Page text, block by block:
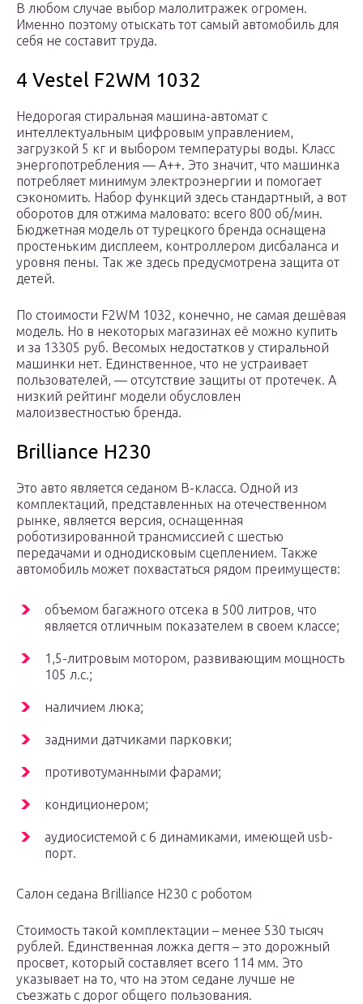
В любом случае выбор малолитражек огромен.
Именно поэтому отыскать тот самый автомобиль для
себя не составит труда.
4 Vestel F2WM 1032
Недорогая стиральная машина-автомат с
интеллектуальным цифровым управлением,
загрузкой 5 кг и выбором температуры воды. Класс
энергопотребления — A++. Это значит, что машинка
потребляет минимум электроэнергии и помогает
сэкономить. Набор функций здесь стандартный, а вот
оборотов для отжима маловато: всего 800 об/мин.
Бюджетная модель от турецкого бренда оснащена
простеньким дисплеем, контроллером дисбаланса и
уровня пены. Так же здесь предусмотрена защита от
детей.
По стоимости F2WM 1032, конечно, не самая дешёвая
модель. Но в некоторых магазинах её можно купить
и за 13305 руб. Весомых недостатков у стиральной
машинки нет. Единственное, что не устраивает
пользователей, — отсутствие защиты от протечек. А
низкий рейтинг модели обусловлен
малоизвестностью бренда.
Brilliance H230
Это авто является седаном В-класса. Одной из
комплектаций, представленных на отечественном
рынке, является версия, оснащенная
роботизированной трансмиссией с шестью
передачами и однодисковым сцеплением. Также
автомобиль может похвастаться рядом преимуществ:
объемом багажного отсека в 500 литров, что
является отличным показателем в своем классе;
1,5-литровым мотором, развивающим мощность
105 л.с.;
наличием люка;
задними датчиками парковки;
противотуманными фарами;
кондиционером;
аудиосистемой с 6 динамиками, имеющей usb-
порт.
Салон седана Brilliance H230 с роботом
Стоимость такой комплектации – менее 530 тысяч
рублей. Единственная ложка дегтя – это дорожный
просвет, который составляет всего 114 мм. Это
указывает на то, что на этом седане лучше не
съезжать с дорог общего пользования.